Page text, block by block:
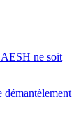
AESH ne soit